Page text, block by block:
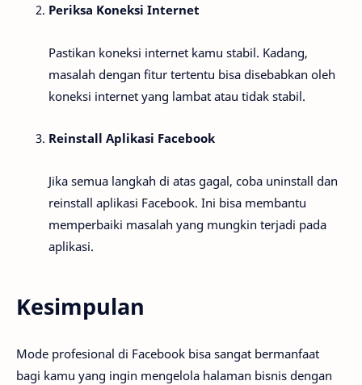
Periksa Koneksi Internet
Pastikan koneksi internet kamu stabil. Kadang,
masalah dengan fitur tertentu bisa disebabkan oleh
koneksi internet yang lambat atau tidak stabil.
Reinstall Aplikasi Facebook
Jika semua langkah di atas gagal, coba uninstall dan
reinstall aplikasi Facebook. Ini bisa membantu
memperbaiki masalah yang mungkin terjadi pada
aplikasi.
Kesimpulan
Mode profesional di Facebook bisa sangat bermanfaat
bagi kamu yang ingin mengelola halaman bisnis dengan